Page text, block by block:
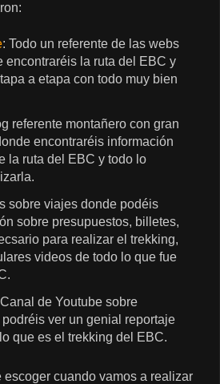
: Todo un referente de las webs
encontraréis la ruta del EBC y
a etapa con todo muy bien
referente montañero con gran
encontraréis información
la ruta del EBC y todo lo
sobre viajes donde podéis
sobre presupuestos, billetes,
para realizar el trekking,
videos de todo lo que fue
de Youtube sobre
ver un genial reportaje
que es el trekking del EBC.
cuando vamos a realizar